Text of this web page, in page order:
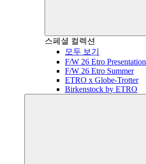
스페셜 컬렉션
모두 보기
F/W 26 Etro Presentation
F/W 26 Etro Summer
ETRO x Globe-Trotter
Birkenstock by ETRO